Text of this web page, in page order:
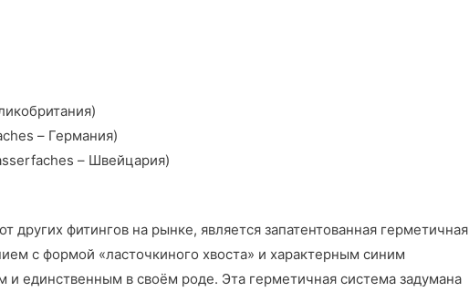
– Германия)
– Швейцария)
других фитингов на рынке, является запатентованная герметичная
с формой «ласточкиного хвоста» и характерным синим
единственным в своём роде. Эта герметичная система задумана